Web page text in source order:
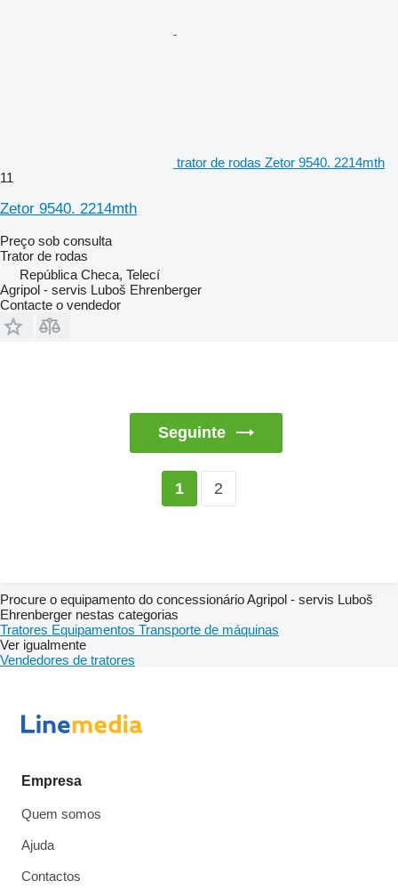
trator de rodas Zetor 9540. 2214mth
11
Zetor 9540. 2214mth
Preço sob consulta
Trator de rodas
República Checa, Telecí
Agripol - servis Luboš Ehrenberger
Contacte o vendedor
Seguinte
1 2
Procure o equipamento do concessionário Agripol - servis Luboš
Ehrenberger nestas categorias
Tratores Equipamentos Transporte de máquinas
Ver igualmente
Vendedores de tratores
Empresa
Quem somos
Ajuda
Contactos